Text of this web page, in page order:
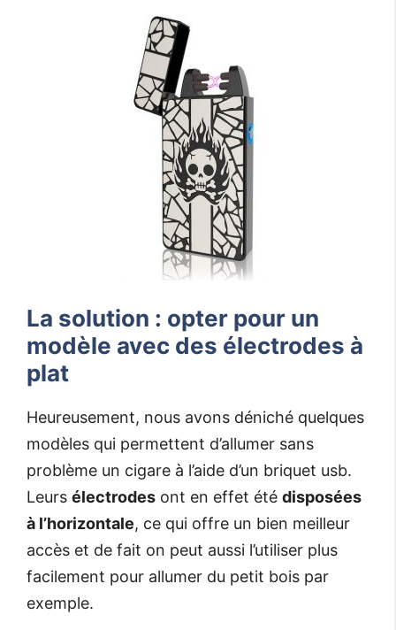
La solution : opter pour un
modèle avec des électrodes à
plat
Heureusement, nous avons déniché quelques
modèles qui permettent d’allumer sans
problème un cigare à l’aide d’un briquet usb.
Leurs électrodes ont en effet été disposées
à l’horizontale, ce qui offre un bien meilleur
accès et de fait on peut aussi l’utiliser plus
facilement pour allumer du petit bois par
exemple.